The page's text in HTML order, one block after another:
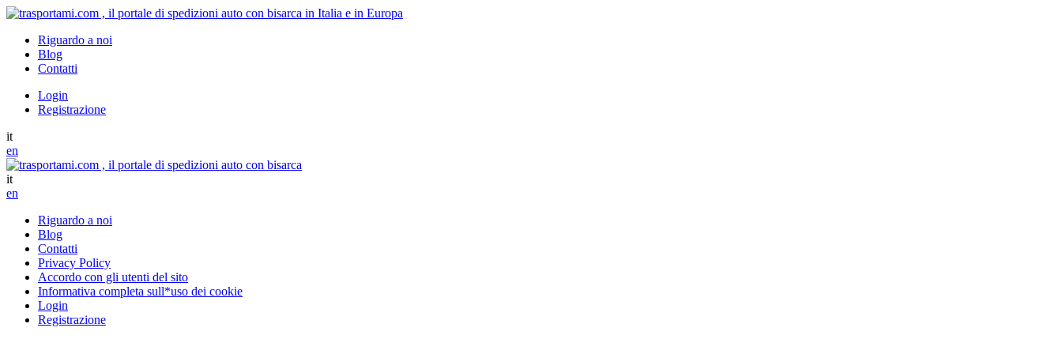
Riguardo a noi
Blog
Contatti
Login
Registrazione
it
en
it
en
Riguardo a noi
Blog
Contatti
Privacy Policy
Accordo con gli utenti del sito
Informativa completa sull*uso dei cookie
Login
Registrazione